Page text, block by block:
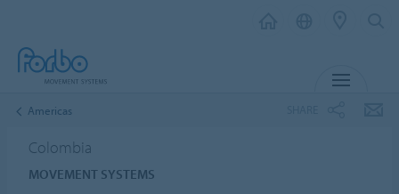
Americas
Colombia
MOVEMENT SYSTEMS